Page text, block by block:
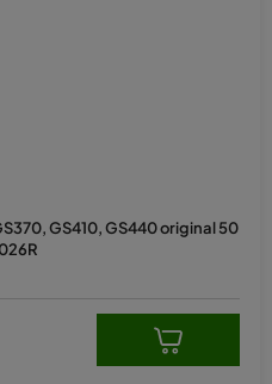
GS410, GS440 original 50